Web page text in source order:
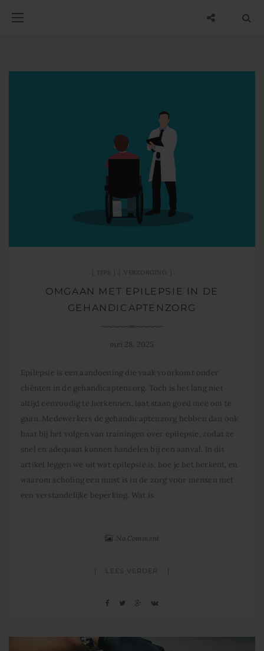
TIPS VERZORGING
OMGAAN MET EPILEPSIE IN DE
GEHANDICAPTENZORG
mei 28, 2025
Epilepsie is een aandoening die vaak voorkomt onder
cliënten in de gehandicaptenzorg. Toch is het lang niet
altijd eenvoudig te herkennen, laat staan goed mee om te
gaan. Medewerkers de gehandicaptenzorg hebben dan ook
baat bij het volgen van trainingen over epilepsie, zodat ze
snel en adequaat kunnen handelen bij een aanval. In dit
artikel leggen we uit wat epilepsie is, hoe je het herkent, en
waarom scholing een must is in de zorg voor mensen met
een verstandelijke beperking. Wat is
No Comment
LEES VERDER